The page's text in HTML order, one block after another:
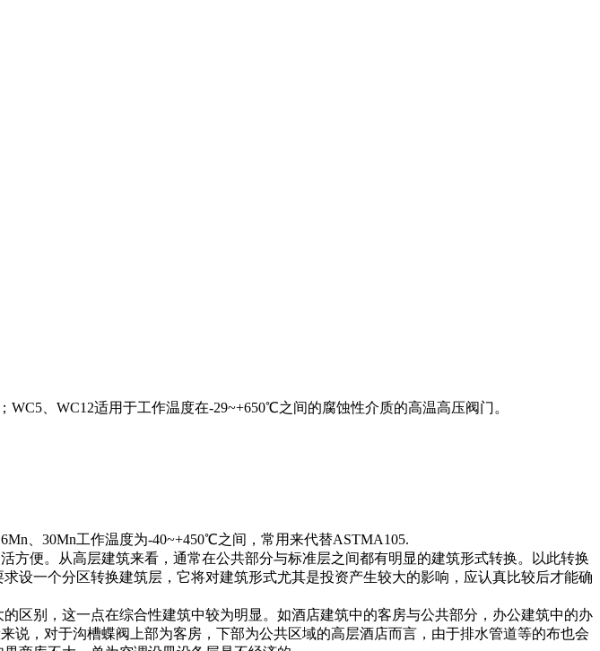
、WC12适用于工作温度在-29~+650℃之间的腐蚀性介质的高温高压阀门。
、30Mn工作温度为-40~+450℃之间，常用来代替ASTMA105.
。从高层建筑来看，通常在公共部分与标准层之间都有明显的建筑形式转换。以此转换
设一个分区转换建筑层，它将对建筑形式尤其是投资产生较大的影响，应认真比较后才能确
别，这一点在综合性建筑中较为明显。如酒店建筑中的客房与公共部分，办公建筑中的办
，对于沟槽蝶阀上部为客房，下部为公共区域的高层酒店而言，由于排水管道等的布也会